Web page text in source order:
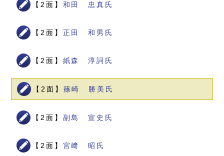
【2面】 和田 忠真氏
【2面】 正田 和男氏
【2面】 紙森 淳詞氏
【2面】 篠崎 勝美氏
【2面】 副島 宣史氏
【2面】 宮﨑 昭氏